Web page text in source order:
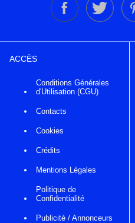
ACCÈS
Conditions Générales
d'Utilisation (CGU)
Contacts
Cookies
Crédits
Mentions Légales
Politique de
Confidentialité
Publicité / Annonceurs